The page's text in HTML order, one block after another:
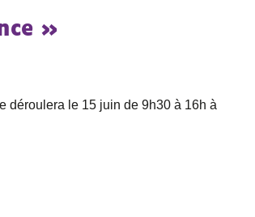
»
déroulera le 15 juin de 9h30 à 16h à